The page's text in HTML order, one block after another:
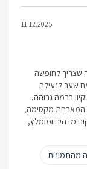
11.12.2025
שצריך לחופשה
שער לנעילת
ברמה גבוהה,
המארחת מקסימה,
מדהים ומומלץ,
מהתמונות